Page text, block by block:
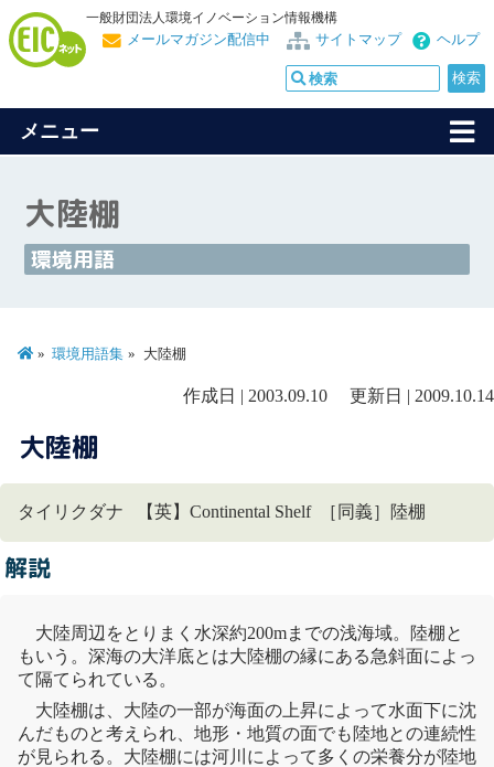
一般財団法人環境イノベーション情報機構
ヘルプ
サイトマップ
メールマガジン配信中
メニュー
大陸棚
環境用語
環境用語集 大陸棚
作成日 | 2003.09.10 更新日 | 2009.10.14
大陸棚
タイリクダナ 【英】Continental Shelf ［同義］陸棚
解説
大陸周辺をとりまく水深約200mまでの浅海域。 陸棚 と
もいう。深海の大洋底とは大陸棚の縁にある急斜面によっ
て隔てられている。
大陸棚は、大陸の一部が海面の上昇によって水面下に沈
んだものと考えられ、地形・地質の面でも陸地との連続性
が見られる。大陸棚には河川 によって多くの栄養分が陸地